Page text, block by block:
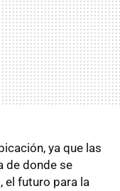
ya que las
de donde se
el futuro para la